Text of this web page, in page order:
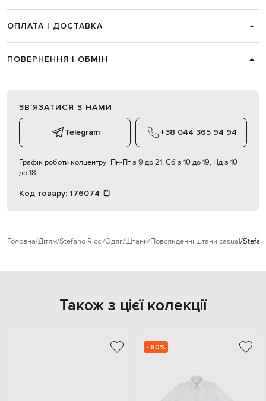
ОПЛАТА І ДОСТАВКА
ПОВЕРНЕННЯ І ОБМІН
ЗВʼЯЗАТИСЯ З НАМИ
Telegram +38 044 365 94 94
Графік роботи колцентру: Пн-Пт з 9 до 21, Сб з 10 до 19, Нд з 10
до 18
Код товару: 176074
Головна Дітям Stefano Ricci Одяг Штани Повсякденні штани casual
Також з цієї колекції
- 60%